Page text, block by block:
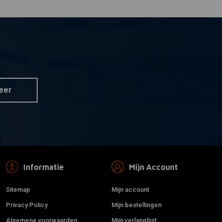
Informatie
Sitemap
Privacy Policy
Algemene voorwaarden
Mijn Account
Mijn account
Mijn bestellingen
Mijn verlanglijst